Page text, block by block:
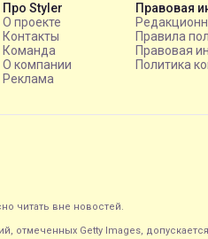
Про Styler
О проекте
Контакты
Команда
О компании
Реклама
Правовая
Правила
Правовая
Политика
читать вне новостей.
отмеченных Getty Images,